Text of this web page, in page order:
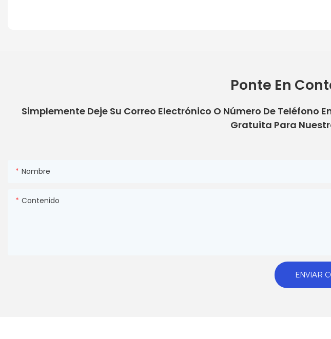
Ponte En
Simplemente Deje Su Correo Electrónico O Número De Teléfono
Gratuita Para
Nombre
Contenido
ENVIAR